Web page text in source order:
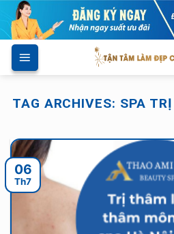
Skip
to
content
TAG ARCHIVES: SPA
06
Th7